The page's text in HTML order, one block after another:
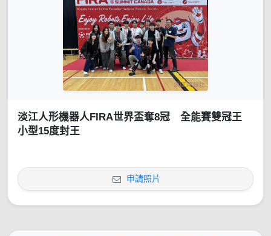
淡江人形機器人FIRA世界盃奪8冠 全能賽雙冠王
小型15度封王
申請照片